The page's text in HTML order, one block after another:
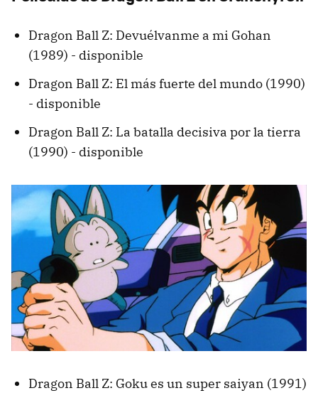
Dragon Ball Z: Devuélvanme a mi Gohan
(1989) - disponible
Dragon Ball Z: El más fuerte del mundo (1990)
- disponible
Dragon Ball Z: La batalla decisiva por la tierra
(1990) - disponible
Dragon Ball Z: Goku es un super saiyan (1991)